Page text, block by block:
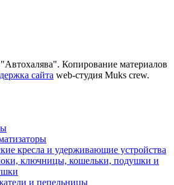
Копирование материалов
сайта web-студия Muks crew.
кресла и удерживающие устройства
ключницы, кошельки, подушки и
и пепельницы